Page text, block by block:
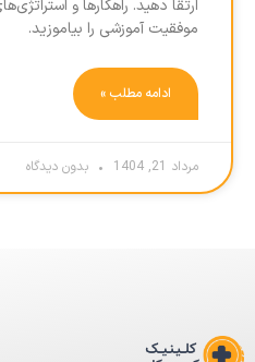
ارتقا دهید. راهکارها و
موفقیت آموزشی را بیاموزید.
ادامه مطلب »
مرداد 21, 1404 بدون دیدگاه